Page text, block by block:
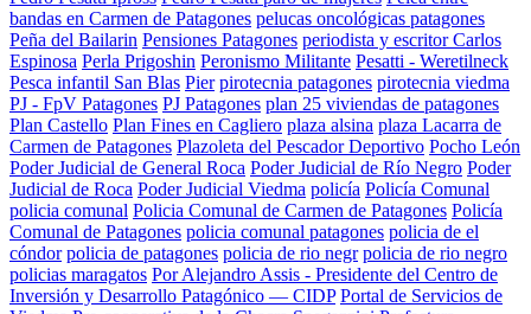
bandas en Carmen de Patagones pelucas oncológicas patagones
Peña del Bailarin Pensiones Patagones periodista y escritor Carlos
Espinosa Perla Prigoshin Peronismo Militante Pesatti - Weretilneck
Pesca infantil San Blas Pier pirotecnia patagones pirotecnia viedma
PJ - FpV Patagones PJ Patagones plan 25 viviendas de patagones
Plan Castello Plan Fines en Cagliero plaza alsina plaza Lacarra de
Carmen de Patagones Plazoleta del Pescador Deportivo Pocho León
Poder Judicial de General Roca Poder Judicial de Río Negro Poder
Judicial de Roca Poder Judicial Viedma policía Policía Comunal
policia comunal Policia Comunal de Carmen de Patagones Policía
Comunal de Patagones policia comunal patagones policia de el
cóndor policia de patagones policia de rio negr policia de rio negro
policias maragatos Por Alejandro Assis - Presidente del Centro de
Inversión y Desarrollo Patagónico — CIDP Portal de Servicios de